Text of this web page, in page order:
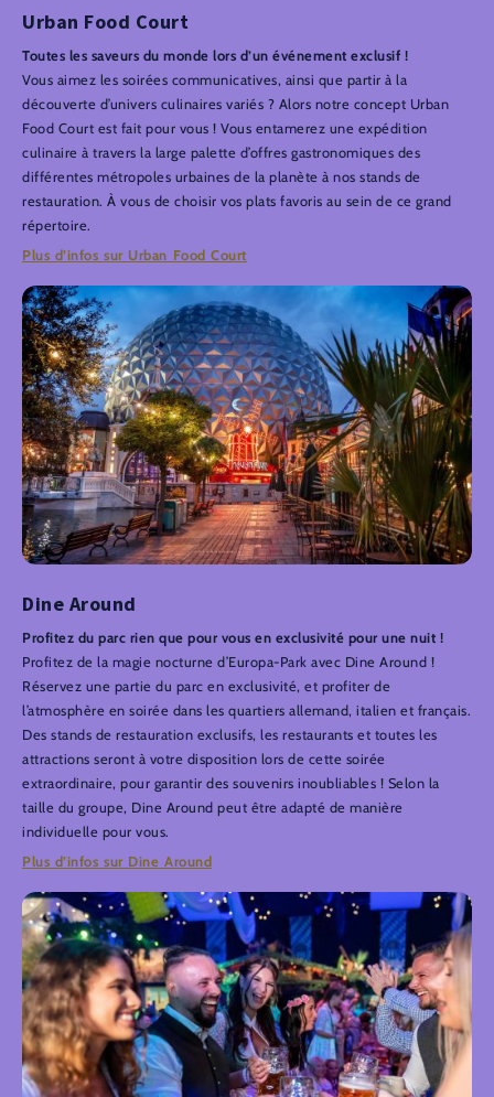
Urban Food Court
Toutes les saveurs du monde lors d’un événement exclusif !
Vous aimez les soirées communicatives, ainsi que partir à la
découverte d’univers culinaires variés ? Alors notre concept Urban
Food Court est fait pour vous ! Vous entamerez une expédition
culinaire à travers la large palette d’offres gastronomiques des
différentes métropoles urbaines de la planète à nos stands de
restauration. À vous de choisir vos plats favoris au sein de ce grand
répertoire.
Plus d’infos sur Urban Food Court
Dine Around
Profitez du parc rien que pour vous en exclusivité pour une nuit !
Profitez de la magie nocturne d’Europa-Park avec Dine Around !
Réservez une partie du parc en exclusivité, et profiter de
l’atmosphère en soirée dans les quartiers allemand, italien et français.
Des stands de restauration exclusifs, les restaurants et toutes les
attractions seront à votre disposition lors de cette soirée
extraordinaire, pour garantir des souvenirs inoubliables ! Selon la
taille du groupe, Dine Around peut être adapté de manière
individuelle pour vous.
Plus d’infos sur Dine Around